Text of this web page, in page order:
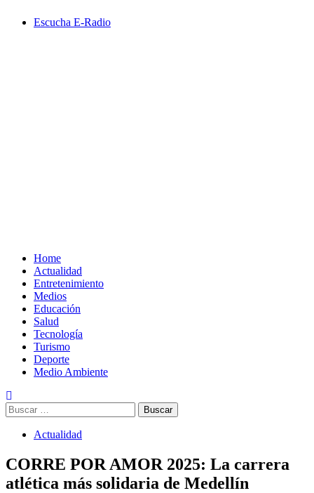
Escucha E-Radio
Home
Actualidad
Entretenimiento
Medios
Educación
Salud
Tecnología
Turismo
Deporte
Medio Ambiente
Buscar:
Actualidad
CORRE POR AMOR 2025: La carrera
atlética más solidaria de Medellín